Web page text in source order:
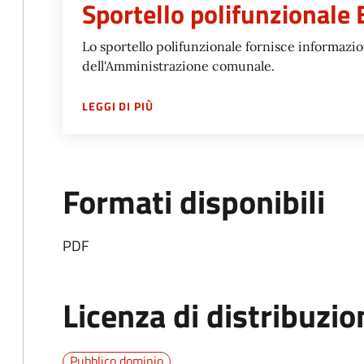
Sportello polifunzionale
Lo sportello polifunzionale fornisce
dell'Amministrazione comunale.
LEGGI DI PIÙSU
Formati disponibili
PDF
Licenza di